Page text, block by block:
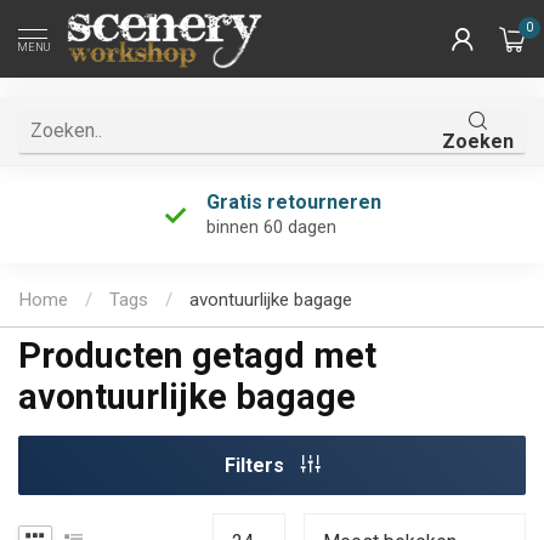
MENU
0
Zoeken
Gratis retourneren
binnen 60 dagen
Home / Tags / avontuurlijke bagage
Producten getagd met
avontuurlijke bagage
Filters